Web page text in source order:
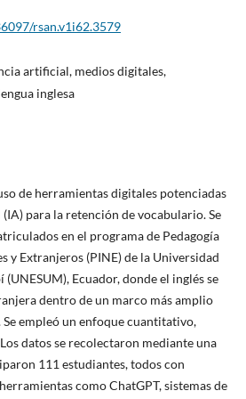
rsan.v1i62.3579
artificial, medios digitales,
inglesa
de herramientas digitales potenciadas
para la retención de vocabulario. Se
en el programa de Pedagogía
y Extranjeros (PINE) de la Universidad
(UNESUM), Ecuador, donde el inglés se
dentro de un marco más amplio
Se empleó un enfoque cuantitativo,
datos se recolectaron mediante una
111 estudiantes, todos con
como ChatGPT, sistemas de